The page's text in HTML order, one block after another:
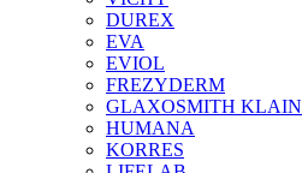
DUREX
EVA
EVIOL
FREZYDERM
GLAXOSMITH KLAIN
HUMANA
KORRES